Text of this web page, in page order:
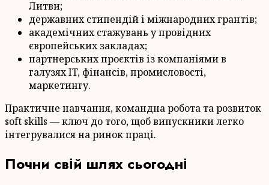
Литви;
державних стипендій і міжнародних грантів;
академічних стажувань у провідних
європейських закладах;
партнерських проєктів із компаніями в
галузях IT, фінансів, промисловості,
маркетингу.
Практичне навчання, командна робота та розвиток
soft skills — ключ до того, щоб випускники легко
інтегрувалися на ринок праці.
Почни свій шлях сьогодні